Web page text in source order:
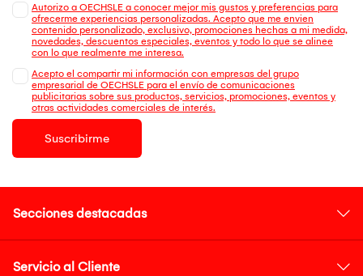
Autorizo a OECHSLE a conocer mejor mis gustos y preferencias para
ofrecerme experiencias personalizadas. Acepto que me envien
contenido personalizado, exclusivo, promociones hechas a mi medida,
novedades, descuentos especiales, eventos y todo lo que se alinee
con lo que realmente me interesa.
Acepto el compartir mi información con empresas del grupo
empresarial de OECHSLE para el envío de comunicaciones
publicitarias sobre sus productos, servicios, promociones, eventos y
otras actividades comerciales de interés.
Suscribirme
Secciones destacadas
Servicio al Cliente